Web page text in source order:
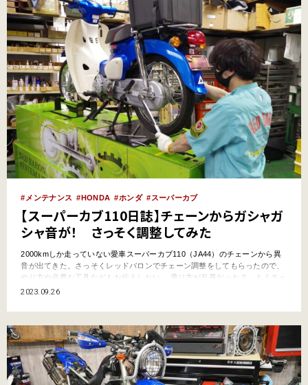
メンテナンス HONDA ホンダ スーパーカブ
【スーパーカブ110日誌】チェーンからガシャガ
シャ音が！ さっそく調整してみた
2000kmしか走っていない愛車スーパーカブ110（JA44）のチェーンから異
音が出てきた。さっそくレッドバロンでチェーン調整をしてもらったので、
やり方や必要な工具などもお伝えしたい。 乗り方が乱暴だった？ もうチェ
ーンが伸びてしまった イオン発生！ もちろんマイナスイオンではない。
うな「ガシャガシャ」異音が目立つようになって…
2023.09.26